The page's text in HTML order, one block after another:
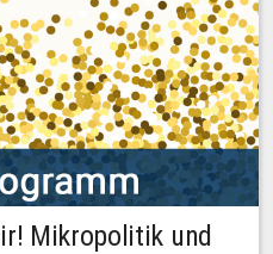
Mikropolitik und